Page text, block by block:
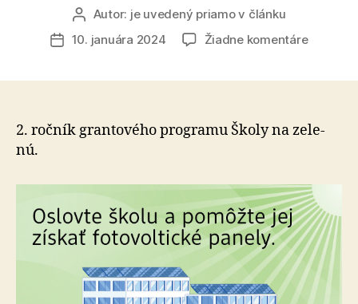
Autor
článku
Autor: je uvedený priamo v článku
Dátum
10. januára 2024 Žiadne komentárena
2. ročník grantového programu Školy na ze­le­
nú.